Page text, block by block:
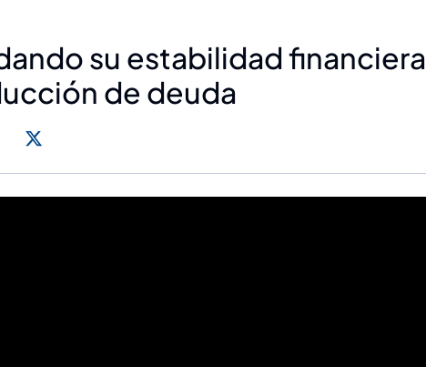
su estabilidad financiera
de deuda